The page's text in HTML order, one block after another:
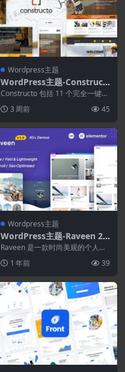
Wordpress主题
WordPress主题-Construct
o 5.0.7–建筑WordPress主
题
Constructo 包括 11 个完全一键式
3 周前 45
Wordpress主题
WordPress主题-Raveen 2.2
–个人博客和杂志WordPress
主题
Raveen 是一款时尚美观的个人博
1 年前 39